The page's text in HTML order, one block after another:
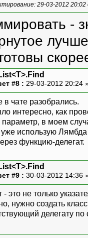
29-03-2012
-
#8 : 29-03-2012 20:24
в чате разобрались.
интересно, как
параметр, в моем
использую
функцию-делегат.
#9 : 30-03-2012 14:36
- это не только
нужно создать
делегату по